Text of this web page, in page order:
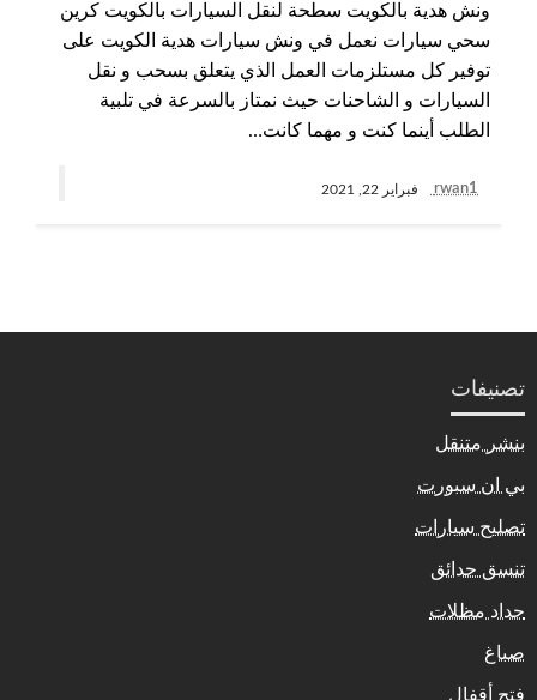
ونش هدية بالكويت سطحة لنقل السيارات بالكويت كرين
سحي سيارات نعمل في ونش سيارات هدية الكويت على
توفير كل مستلزمات العمل الذي يتعلق بسحب و نقل
السيارات و الشاحنات حيث نمتاز بالسرعة في تلبية
الطلب أينما كنت و مهما كانت…
rwan1 فبراير 22, 2021
تصنيفات
بنشر متنقل
بي ان سبورت
تصليح سيارات
تنسق حدائق
حداد مظلات
صباغ
فتح أقفال